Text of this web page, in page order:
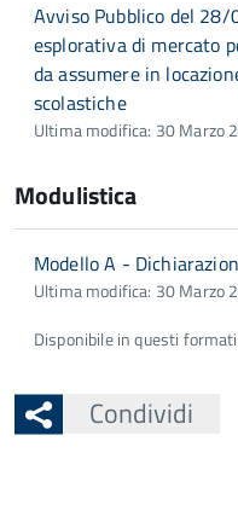
Avviso Pubblico del
esplorativa di mercato
da assumere in
scolastiche
Ultima modifica: 30 Marzo
Modulistica
Modello A -
Ultima modifica: 30 Marzo
Disponibile in questi
Condividi